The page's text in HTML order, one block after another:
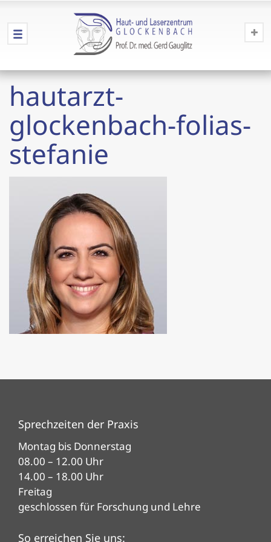
hautarzt-
glockenbach-folias-
stefanie
Sprechzeiten der Praxis
Montag bis Donnerstag
08.00 – 12.00 Uhr
14.00 – 18.00 Uhr
Freitag
geschlossen für Forschung und Lehre
So erreichen Sie uns: